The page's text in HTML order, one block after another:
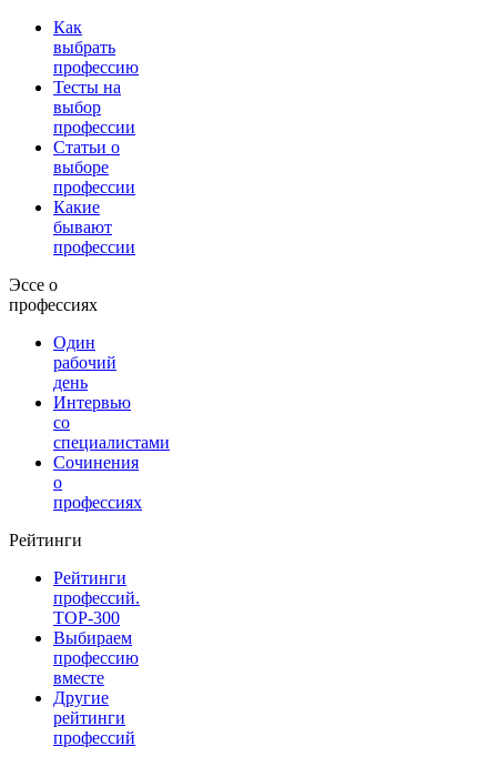
Как
выбрать
профессию
Тесты на
выбор
профессии
Статьи о
выборе
профессии
Какие
бывают
профессии
Эссе о
профессиях
Один
рабочий
день
Интервью
со
специалистами
Сочинения
о
профессиях
Рейтинги
Рейтинги
профессий.
TOP-300
Выбираем
профессию
вместе
Другие
рейтинги
профессий